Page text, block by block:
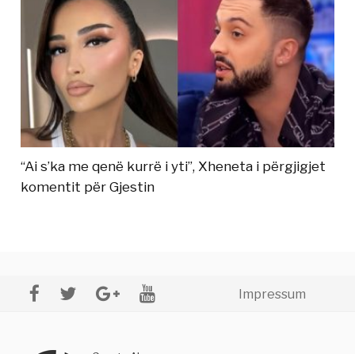
“Ai s’ka me qenë kurrë i yti”, Xheneta i përgjigjet
komentit për Gjestin
Impressum